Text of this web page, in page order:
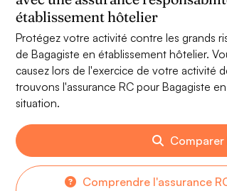
établissement hôtelier
Protégez votre activité contre les grands
de Bagagiste en établissement hôtelier.
causez lors de l'exercice de votre activité
trouvons l'assurance RC pour Bagagiste
situation.
Comparer
Comprendre l'assurance